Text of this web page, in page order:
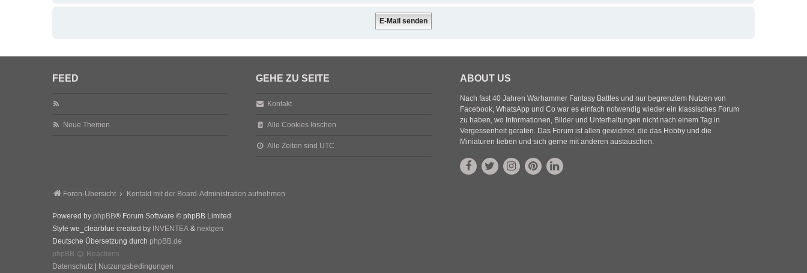
FEED
Neue Themen
GEHE ZU SEITE
Kontakt
Alle Cookies löschen
Alle Zeiten sind UTC
ABOUT US
Nach fast 40 Jahren Warhammer Fantasy Battles und nur begrenztem Nutzen von
Facebook, WhatsApp und Co war es einfach notwendig wieder ein klassisches Forum
zu haben, wo Informationen, Bilder und Unterhaltungen nicht nach einem Tag in
Vergessenheit geraten. Das Forum ist allen gewidmet, die das Hobby und die
Miniaturen lieben und sich gerne mit anderen austauschen.
Foren-Übersicht Kontakt mit der Board-Administration aufnehmen
Powered by phpBB® Forum Software © phpBB Limited
Style we_clearblue created by INVENTEA & nextgen
Deutsche Übersetzung durch phpBB.de
phpBB
Reactions
Datenschutz
Nutzungsbedingungen